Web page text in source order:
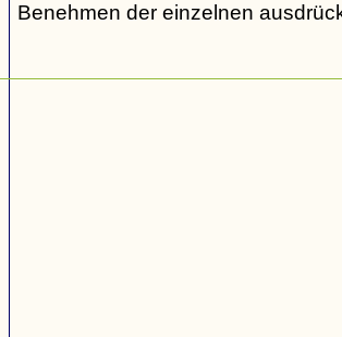
Benehmen der einzelnen